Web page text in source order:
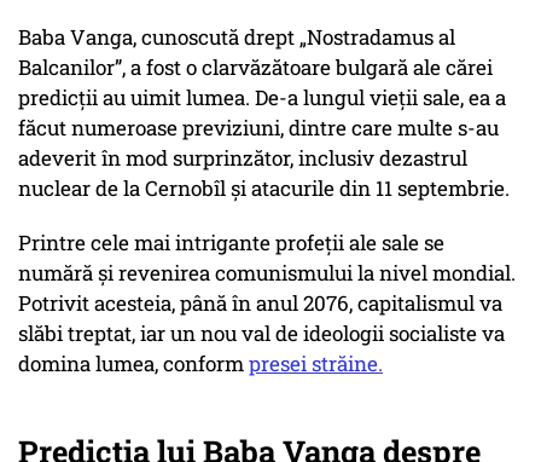
Baba Vanga, cunoscută drept „Nostradamus al
Balcanilor”, a fost o clarvăzătoare bulgară ale cărei
predicții au uimit lumea. De-a lungul vieții sale, ea a
făcut numeroase previziuni, dintre care multe s-au
adeverit în mod surprinzător, inclusiv dezastrul
nuclear de la Cernobîl și atacurile din 11 septembrie.
Printre cele mai intrigante profeții ale sale se
numără și revenirea comunismului la nivel mondial.
Potrivit acesteia, până în anul 2076, capitalismul va
slăbi treptat, iar un nou val de ideologii socialiste va
domina lumea, conformpresei străine.
Predicția lui Baba Vanga despre